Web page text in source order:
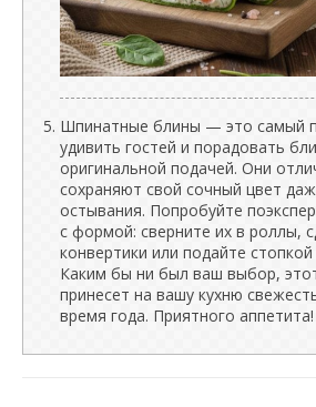
Шпинатные блины — это самый
удивить гостей и порадовать
оригинальной подачей. Они
сохраняют свой сочный цвет
остывания. Попробуйте
с формой: сверните их в роллы,
конвертики или подайте
Каким бы ни был ваш выбор,
принесет на вашу кухню
время года. Приятного аппетита!